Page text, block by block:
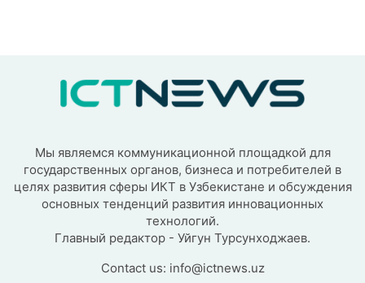
Мы являемся коммуникационной площадкой для
государственных органов, бизнеса и потребителей в
целях развития сферы ИКТ в Узбекистане и обсуждения
основных тенденций развития инновационных
технологий.
Главный редактор - Уйгун Турсунходжаев.
Contact us: info@ictnews.uz